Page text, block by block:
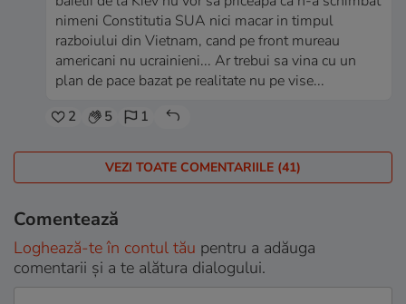
nimeni Constitutia SUA nici macar in timpul
razboiului din Vietnam, cand pe front mureau
americani nu ucrainieni... Ar trebui sa vina cu un
plan de pace bazat pe realitate nu pe vise...
2 5 1
VEZI TOATE COMENTARIILE (41)
Comentează
Loghează-te în contul tău pentru a adăuga
comentarii și a te alătura dialogului.